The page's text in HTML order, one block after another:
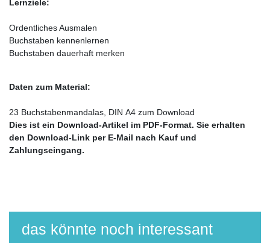
Lernziele:
Ordentliches Ausmalen
Buchstaben kennenlernen
Buchstaben dauerhaft merken
Daten zum Material:
23 Buchstabenmandalas, DIN A4 zum Download
Dies ist ein Download-Artikel im PDF-Format. Sie erhalten
den Download-Link per E-Mail nach Kauf und
Zahlungseingang.
das könnte noch interessant